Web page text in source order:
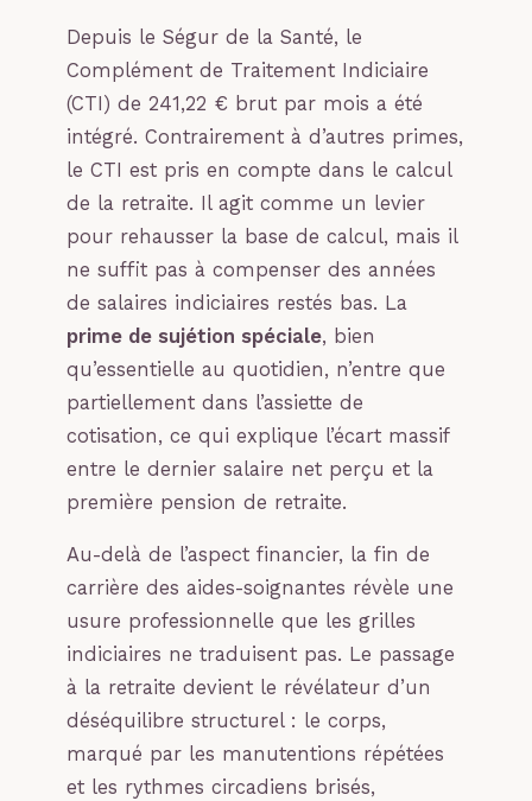
Depuis le Ségur de la Santé, le
Complément de Traitement Indiciaire
(CTI) de 241,22 € brut par mois a été
intégré. Contrairement à d’autres primes,
le CTI est pris en compte dans le calcul
de la retraite. Il agit comme un levier
pour rehausser la base de calcul, mais il
ne suffit pas à compenser des années
de salaires indiciaires restés bas. La
prime de sujétion spéciale, bien
qu’essentielle au quotidien, n’entre que
partiellement dans l’assiette de
cotisation, ce qui explique l’écart massif
entre le dernier salaire net perçu et la
première pension de retraite.
Au-delà de l’aspect financier, la fin de
carrière des aides-soignantes révèle une
usure professionnelle que les grilles
indiciaires ne traduisent pas. Le passage
à la retraite devient le révélateur d’un
déséquilibre structurel : le corps,
marqué par les manutentions répétées
et les rythmes circadiens brisés,